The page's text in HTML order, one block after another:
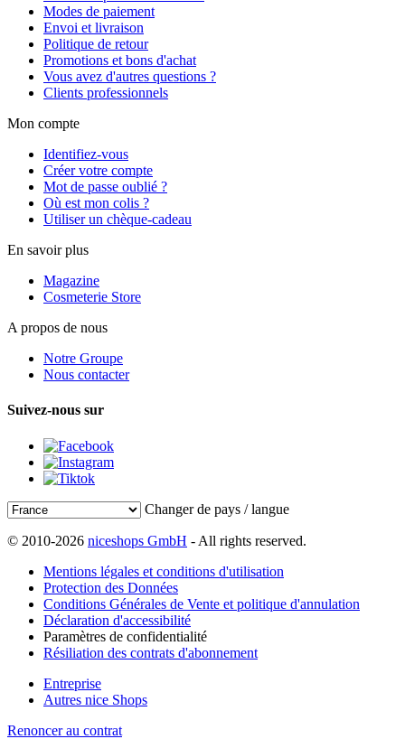
Modes de paiement
Envoi et livraison
Politique de retour
Promotions et bons d'achat
Vous avez d'autres questions ?
Clients professionnels
Mon compte
Identifiez-vous
Créer votre compte
Mot de passe oublié ?
Où est mon colis ?
Utiliser un chèque-cadeau
En savoir plus
Magazine
Cosmeterie Store
A propos de nous
Notre Groupe
Nous contacter
Suivez-nous sur
Changer de pays / langue
© 2010-2026 niceshops GmbH - All rights reserved.
Mentions légales et conditions d'utilisation
Protection des Données
Conditions Générales de Vente et politique d'annulation
Déclaration d'accessibilité
Paramètres de confidentialité
Résiliation des contrats d'abonnement
Entreprise
Autres nice Shops
Renoncer au contrat